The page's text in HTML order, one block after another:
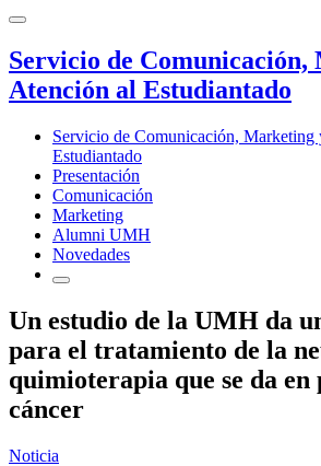
Servicio de
Atención al Estudiantado
Servicio de Comunicación, Marketing
Estudiantado
Presentación
Comunicación
Marketing
Alumni UMH
Novedades
Un estudio de la UMH da
para el tratamiento de la
quimioterapia que se da en
cáncer
Noticia